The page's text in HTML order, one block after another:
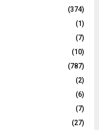
(374)
(1)
(7)
(10)
(787)
(2)
(6)
(7)
(27)